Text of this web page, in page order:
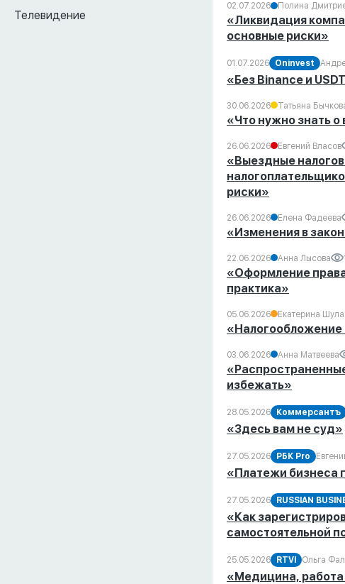
Телевидение
02.07.2026 Полина
«Ликвидация
основные риски»
01.07.2026 Oninvest
«Без Binance и
30.06.2026 Татьяна
«Что нужно знать
26.06.2026 Евгений Власов
«Выездные
риски»
26.06.2026 Елена Фадеева
«Изменения в
22.06.2026 Анна Лысова
«Оформление
практика»
05.06.2026 Екатерина
«Налогообложение
03.06.2026 Анна Матвеева
избежать»
28.05.2026 Коммерсантъ
«Здесь вам не суд»
27.05.2026 РБК Pro
«Платежи бизнеса
27.05.2026 RUSSIAN
«Как
самостоятельной
25.05.2026 RTVI Ольга
«Медицина, работа